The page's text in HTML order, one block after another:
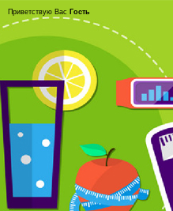
Приветствую Вас Гость